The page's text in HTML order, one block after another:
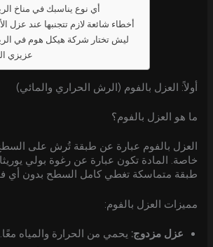
أي نوع يناسبك في مناخ
أخطاء شائعة لازم تتجنبها عند عزل
ليش تختار شركة هيكل هوم في
عزيزي
أولاً: العزل بالفوم (الرش الحراري والمائي)
ما هو العزل بالفوم؟
العزل بالفوم عبارة عن طبقة تُرش على
خاصة. المادة تكون عبارة عن رغوة بولي
طبقة متماسكة تغطي كامل السطح بدون أي
مميزات العزل بالفوم:
عزل مزدوج: يحمي من الحرارة والمياه معًا.